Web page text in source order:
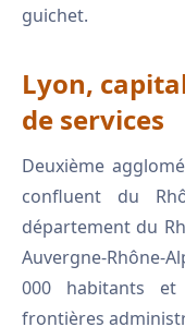
guichet.
Lyon,
de services
Deuxième
confluent du
département du
Auvergne-Rhône-
000 habitants
frontières